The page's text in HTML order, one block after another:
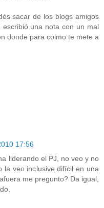
sacar de los blogs amigos
escribió una nota con un mal
donde para colmo te mete a
17:56
liderando el PJ, no veo y no
la veo inclusive difícil en una
me pregunto? Da igual,